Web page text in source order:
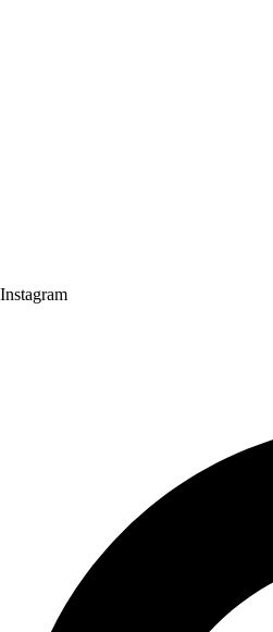
Instagram